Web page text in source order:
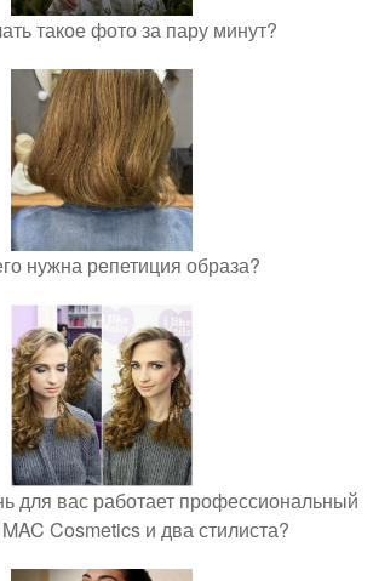
такое фото за пару минут?
нужна репетиция образа?
для вас работает профессиональный
Cosmetics и два стилиста?